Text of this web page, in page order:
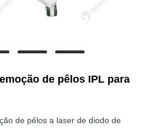
de pêlos IPL para
de pêlos a laser de diodo de